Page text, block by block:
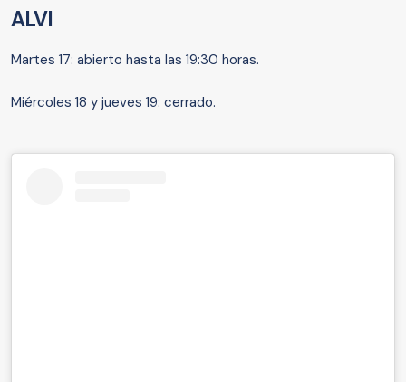
ALVI
Martes 17: abierto hasta las 19:30 horas.
Miércoles 18 y jueves 19: cerrado.